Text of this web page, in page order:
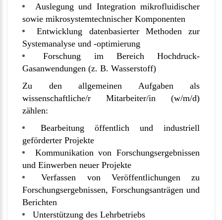
Auslegung und Integration mikrofluidischer
sowie mikrosystemtechnischer Komponenten
Entwicklung datenbasierter Methoden zur
Systemanalyse und -optimierung
Forschung im Bereich Hochdruck-
Gasanwendungen (z. B. Wasserstoff)
Zu den allgemeinen Aufgaben als
wissenschaftliche/r Mitarbeiter/in (w/m/d)
zählen:
Bearbeitung öffentlich und industriell
geförderter Projekte
Kommunikation von Forschungsergebnissen
und Einwerben neuer Projekte
Verfassen von Veröffentlichungen zu
Forschungsergebnissen, Forschungsanträgen und
Berichten
Unterstützung des Lehrbetriebs